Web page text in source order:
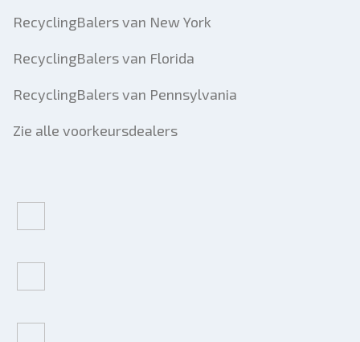
RecyclingBalers van New York
RecyclingBalers van Florida
RecyclingBalers van Pennsylvania
Zie alle voorkeursdealers